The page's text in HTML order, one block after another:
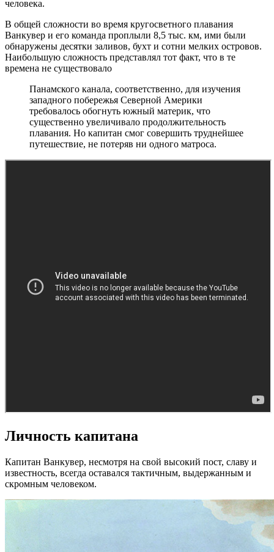
человека.
В общей сложности во время кругосветного плавания
Ванкувер и его команда проплыли 8,5 тыс. км, ими были
обнаружены десятки заливов, бухт и сотни мелких островов.
Наибольшую сложность представлял тот факт, что в те
времена не существовало
Панамского канала, соответственно, для изучения
западного побережья Северной Америки
требовалось обогнуть южный материк, что
существенно увеличивало продолжительность
плавания. Но капитан смог совершить труднейшее
путешествие, не потеряв ни одного матроса.
Личность капитана
Капитан Ванкувер, несмотря на свой высокий пост, славу и
известность, всегда оставался тактичным, выдержанным и
скромным человеком.